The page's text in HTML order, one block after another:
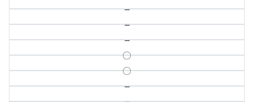
–
–
–
〇
〇
–